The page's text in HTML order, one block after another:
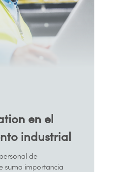
en el
industrial
de
suma importancia